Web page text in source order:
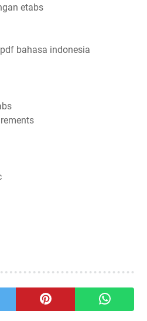
etabs
bahasa indonesia